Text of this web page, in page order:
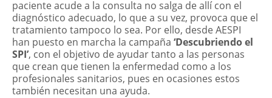
paciente acude a la consulta no salga de allí con el
diagnóstico adecuado, lo que a su vez, provoca que el
tratamiento tampoco lo sea. Por ello, desde AESPI
han puesto en marcha la campaña ‘Descubriendo el
SPI’, con el objetivo de ayudar tanto a las personas
que crean que tienen la enfermedad como a los
profesionales sanitarios, pues en ocasiones estos
también necesitan una ayuda.